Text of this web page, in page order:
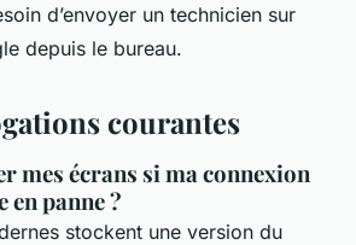
d’envoyer un technicien sur
depuis le bureau.
courantes
mes écrans si ma connexion
panne ?
stockent une version du